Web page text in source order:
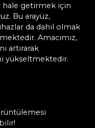
hale getirmek için
Bu arayüz,
da dahil olmak
Amacımız,
artırarak
yükseltmektedir.